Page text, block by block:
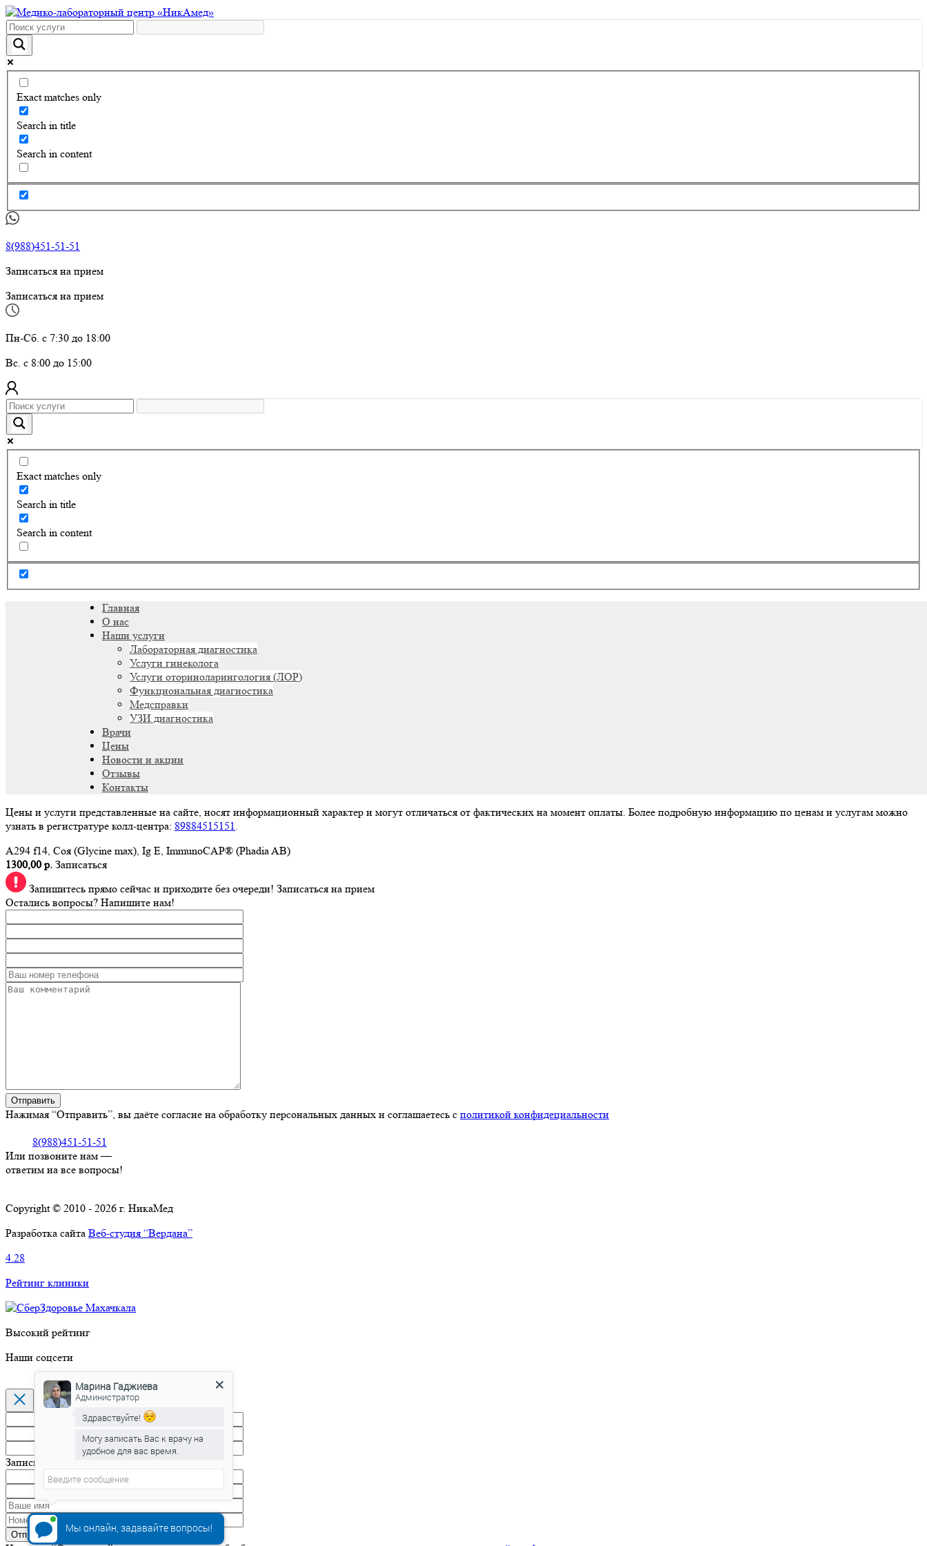
Exact matches only
Search in title
Search in content
8(988)451-51-51
Записаться на прием
Записаться на прием
Пн-Сб. с 7:30 до 18:00
Вс. с 8:00 до 15:00
Exact matches only
Search in title
Search in content
Главная
О нас
Наши услуги
Лабораторная диагностика
Услуги гинеколога
Услуги оториноларингология (ЛОР)
Функциональная диагностика
Медсправки
УЗИ диагностика
Врачи
Цены
Новости и акции
Отзывы
Контакты
Цены и услуги представленные на сайте, носят информационный характер и могут отличаться от фактических на момент оплаты. Более подробную информацию по ценам и услугам можно
узнать в регистратуре колл-центра: 89884515151.
A294 f14, Соя (Glycine max), Ig E, ImmunoCAP® (Phadia AB)
1300,00 р. Записаться
Запишитесь прямо сейчас и приходите без очереди! Записаться на прием
Остались вопросы? Напишите нам!
Нажимая “Отправить”, вы даёте согласие на обработку персональных данных и соглашаетесь с политикой конфидециальности
8(988)451-51-51
Или позвоните нам —
ответим на все вопросы!
Copyright © 2010 - 2026 г. НикаМед
Разработка сайта Веб-студия “Вердана”
4.28
Рейтинг клиники
Высокий рейтинг
Наши соцсети
Запись на прием
Мы онлайн, задавайте вопросы!
Марина Гаджиева
Администратор
Здравствуйте!
Могу записать Вас к врачу на
удобное для вас время.
Марина Гаджиевапечатает...